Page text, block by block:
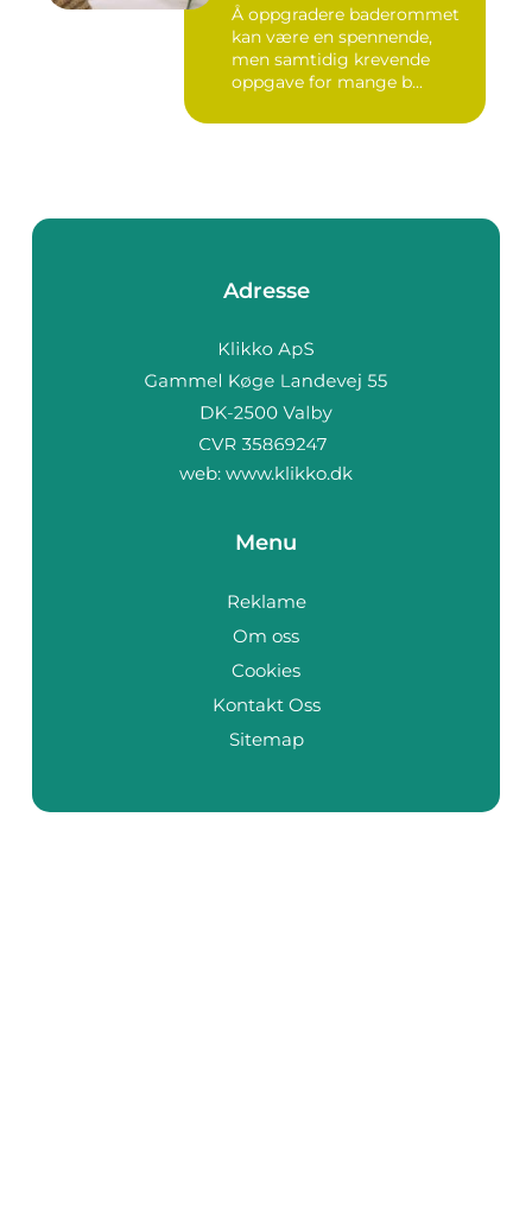
Å oppgradere baderommet
kan være en spennende,
men samtidig krevende
oppgave for mange b...
Adresse
web: www.klikko.dk
Menu
Reklame
Om oss
Cookies
Kontakt Oss
Sitemap